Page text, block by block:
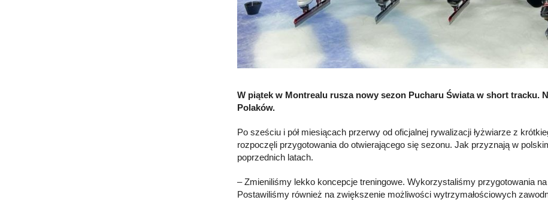
W piątek w Montrealu rusza nowy sezon Pucharu Świata w short tracku.
Polaków.
Po sześciu i pół miesiącach przerwy od oficjalnej rywalizacji łyżwiarze z
rozpoczęli przygotowania do otwierającego się sezonu. Jak przyznają w
poprzednich latach.
– Zmieniliśmy lekko koncepcje treningowe. Wykorzystaliśmy przygotowania
Postawiliśmy również na zwiększenie możliwości wytrzymałościowych